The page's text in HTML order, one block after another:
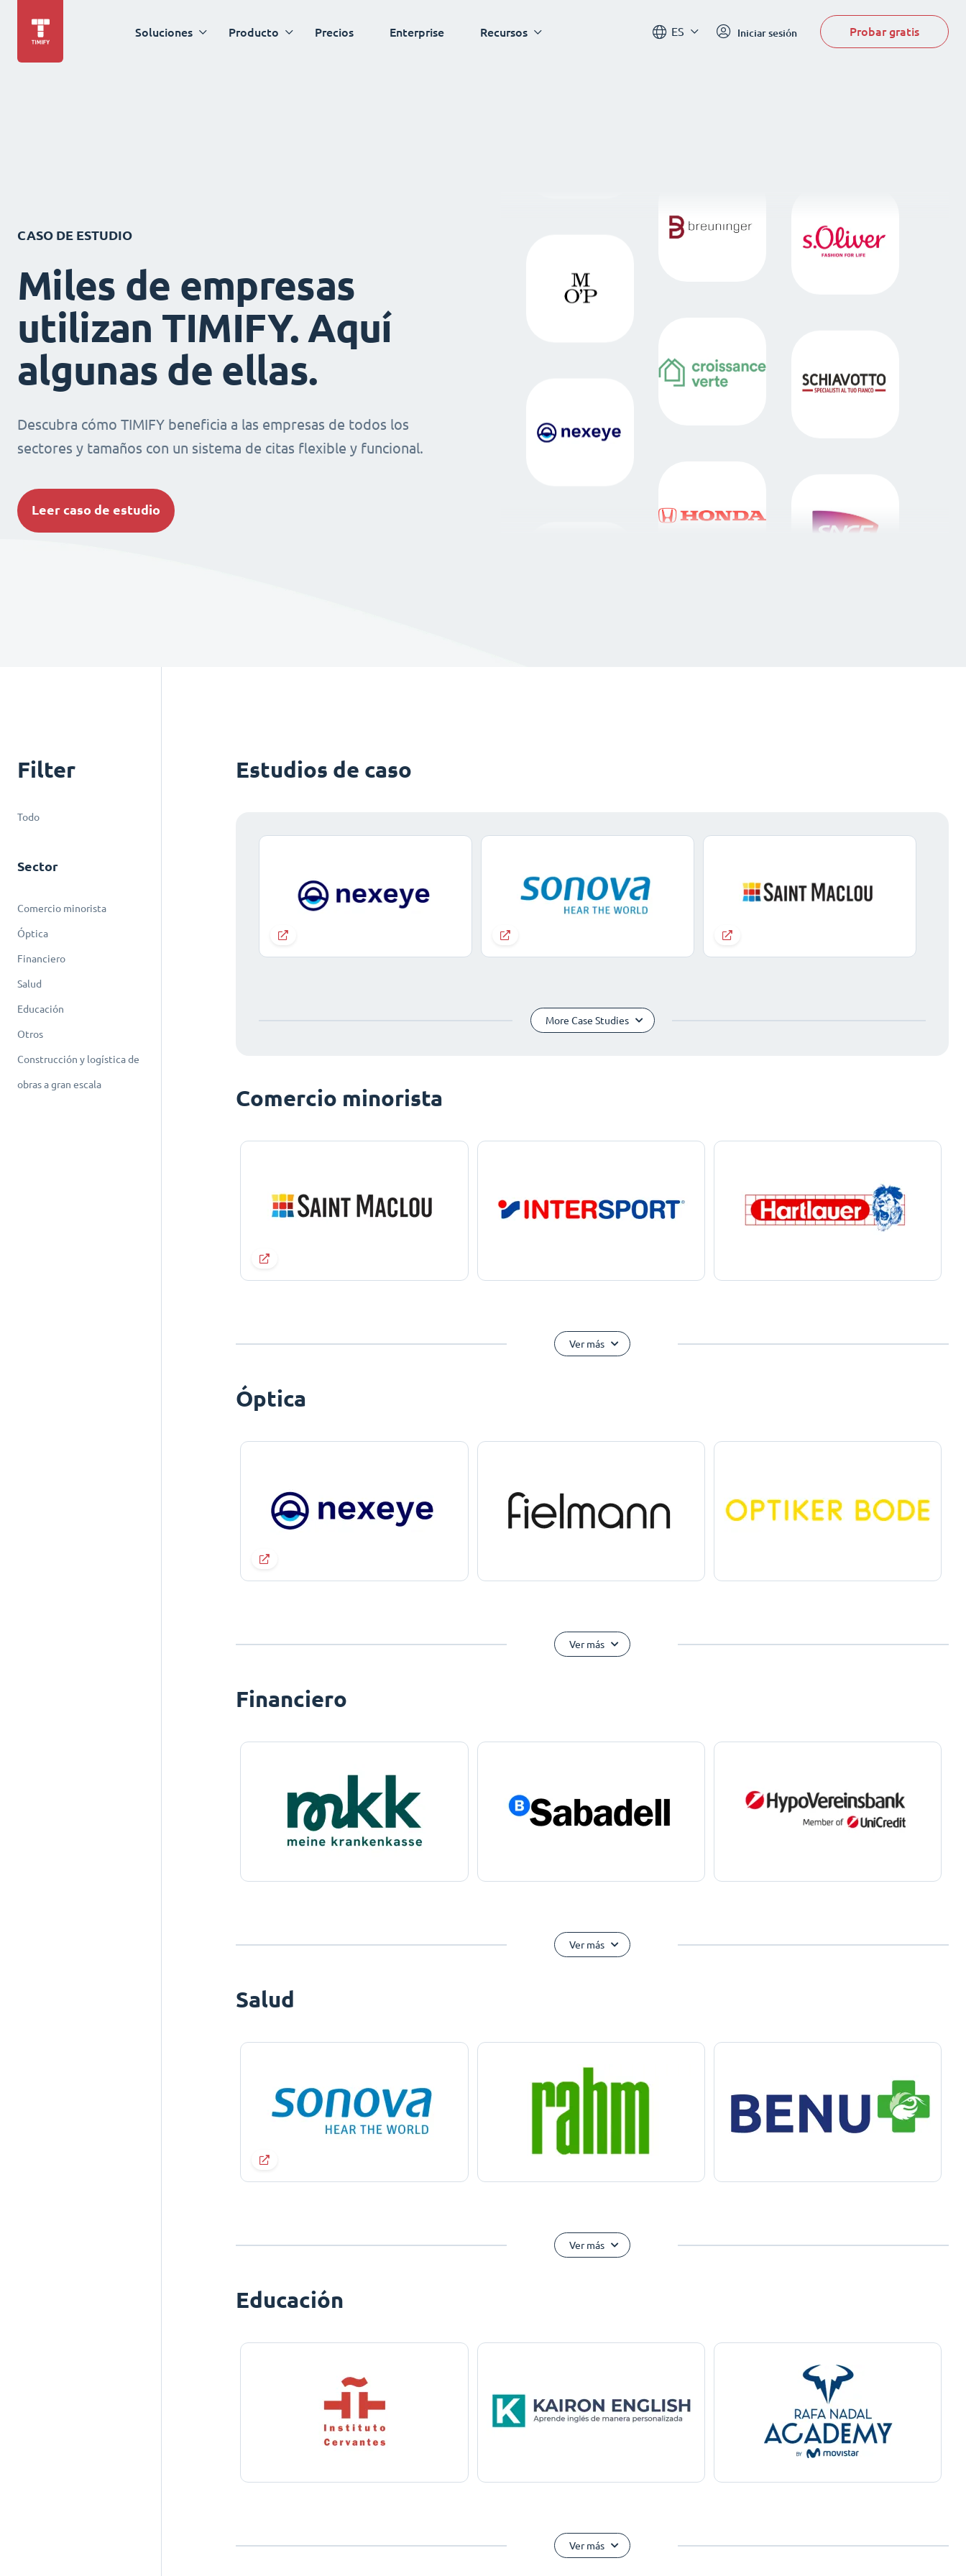
Soluciones Producto Precios Enterprise Recursos ES Iniciar sesión Probar gratis
CASO DE ESTUDIO
Miles de empresas
utilizan TIMIFY. Aquí
algunas de ellas.
Descubra cómo TIMIFY beneficia a las empresas de todos los
sectores y tamaños con un sistema de citas flexible y funcional.
Leer caso de estudio
Filter
Todo
Sector
Comercio minorista
Óptica
Financiero
Salud
Educación
Otros
Construcción y logística de
obras a gran escala
Estudios de caso
More Case Studies
Comercio minorista
Ver más
Óptica
Ver más
Financiero
Ver más
Salud
Ver más
Educación
Ver más